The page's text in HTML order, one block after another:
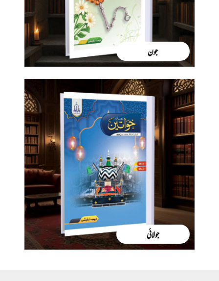
جون
جولائی